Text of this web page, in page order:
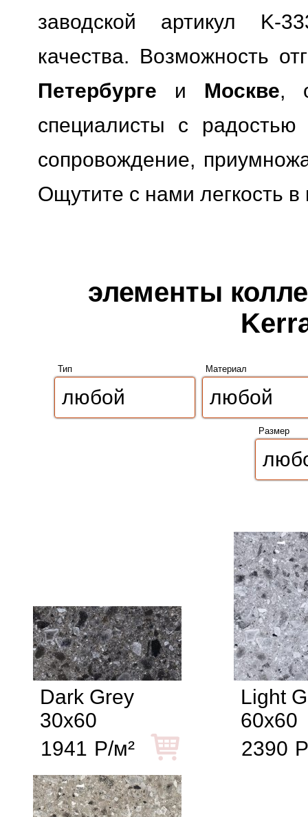
заводской артикул K-
качества. Возможность
Петербурге и Москве,
специалисты с радостью
сопровождение,
Ощутите с нами легкость
элементы
Тип Материал
Размер
Dark Grey
30x60
1941 Р/м²
Light
60x60
2390